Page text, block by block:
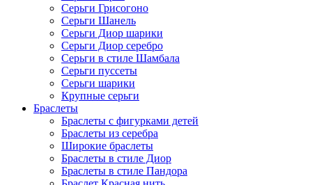
Серьги Грисогоно
Серьги Шанель
Серьги Диор шарики
Серьги Диор серебро
Серьги в стиле Шамбала
Серьги пуссеты
Серьги шарики
Крупные серьги
Браслеты
Браслеты с фигурками детей
Браслеты из серебра
Широкие браслеты
Браслеты в стиле Диор
Браслеты в стиле Пандора